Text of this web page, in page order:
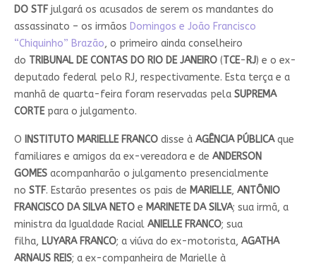
DO STFjulgará os acusados de serem os mandantes do
assassinato – os irmãos Domingos e João Francisco
“Chiquinho” Brazão, o primeiro ainda conselheiro
do TRIBUNAL DE CONTAS DO RIO DE JANEIRO(TCE- RJ) e o ex-
deputado federal pelo RJ, respectivamente. Esta terça e a
manhã de quarta-feira foram reservadas pela SUPREMA
CORTEpara o julgamento.
O INSTITUTO MARIELLE FRANCOdisse à AGÊNCIA PÚBLICAque
familiares e amigos da ex-vereadora e de ANDERSON
GOMESacompanharão o julgamento presencialmente
no STF. Estarão presentes os pais de MARIELLE, ANTÔNIO
FRANCISCO DA SILVA NETOe MARINETE DA SILVA; sua irmã, a
ministra da Igualdade Racial ANIELLE FRANCO; sua
filha, LUYARA FRANCO; a viúva do ex-motorista, AGATHA
ARNAUS REIS; a ex-companheira de Marielle à